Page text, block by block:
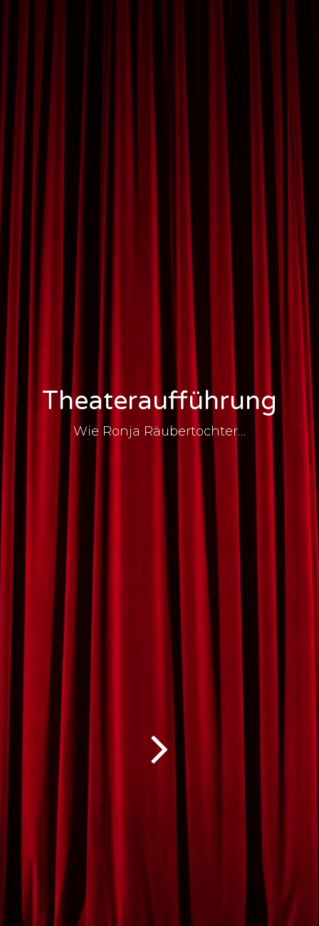
Theateraufführung
Wie Ronja Räubertochter…